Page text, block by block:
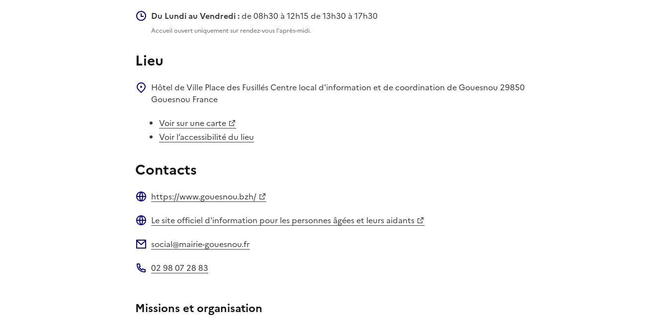
Du Lundi au Vendredi :de 08h30 à 12h15 de 13h30 à 17h30
Accueil ouvert uniquement sur rendez-vous l'après-midi.
Lieu
Hôtel de Ville Place des Fusillés Centre local d'information et de coordination de Gouesnou 29850
Gouesnou France
Voir sur une carte
Voir l’accessibilité du lieu
Contacts
https://www.gouesnou.bzh/
Le site officiel d'information pour les personnes âgées et leurs aidants
social@mairie-gouesnou.fr
02 98 07 28 83
Missions et organisation